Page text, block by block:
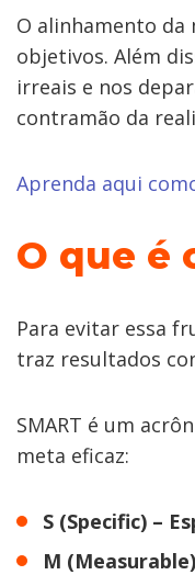
O alinhamento da
objetivos. Além
irreais e nos
contramão da
Aprenda aqui
O que é
Para evitar essa
traz resultados
SMART é um
meta eficaz:
S (Specific) –
M